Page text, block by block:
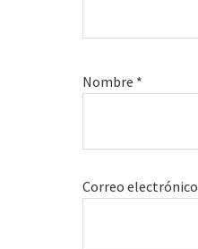
Nombre *
Correo electrónico